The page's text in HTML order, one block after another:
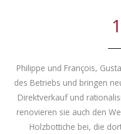
Philippe und François,
des Betriebs und bringen
Direktverkauf und
renovieren sie auch den
Holzbottiche bei, die